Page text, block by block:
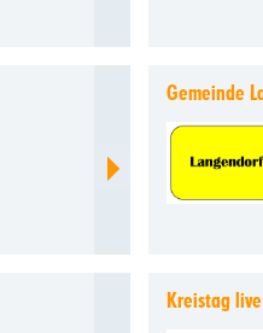
Gemeinde
Kreistag live